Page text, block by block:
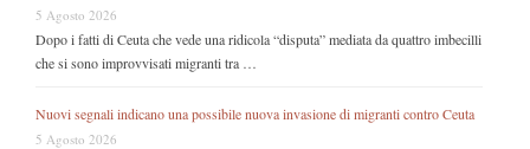
5 Agosto 2026
Dopo i fatti di Ceuta che vede una ridicola “disputa” mediata da quattro imbecilli
che si sono improvvisati migranti tra …
Nuovi segnali indicano una possibile nuova invasione di migranti contro Ceuta
5 Agosto 2026